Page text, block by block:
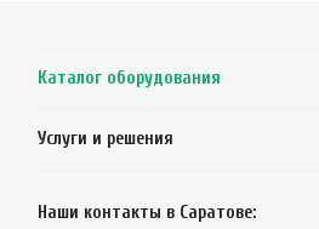
Каталог оборудования
Услуги и решения
Наши контакты в Саратове: